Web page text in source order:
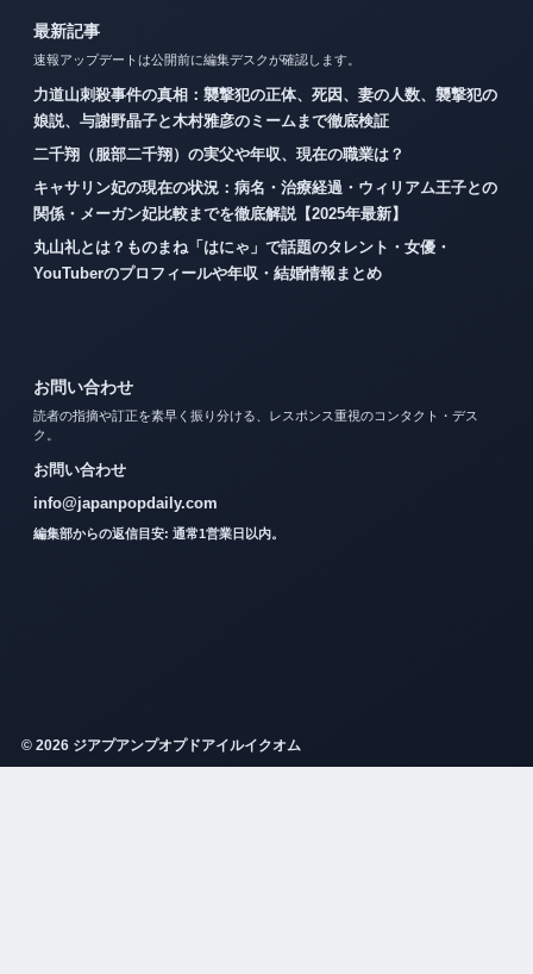
最新記事
速報アップデートは公開前に編集デスクが確認します。
力道山刺殺事件の真相：襲撃犯の正体、死因、妻の人数、襲撃犯の
娘説、与謝野晶子と木村雅彦のミームまで徹底検証
二千翔（服部二千翔）の実父や年収、現在の職業は？
キャサリン妃の現在の状況：病名・治療経過・ウィリアム王子との
関係・メーガン妃比較までを徹底解説【2025年最新】
丸山礼とは？ものまね「はにゃ」で話題のタレント・女優・
YouTuberのプロフィールや年収・結婚情報まとめ
お問い合わせ
読者の指摘や訂正を素早く振り分ける、レスポンス重視のコンタクト・デス
ク。
お問い合わせ
info@japanpopdaily.com
編集部からの返信目安: 通常1営業日以内。
© 2026 ジアプアンプオプドアイルイクオム